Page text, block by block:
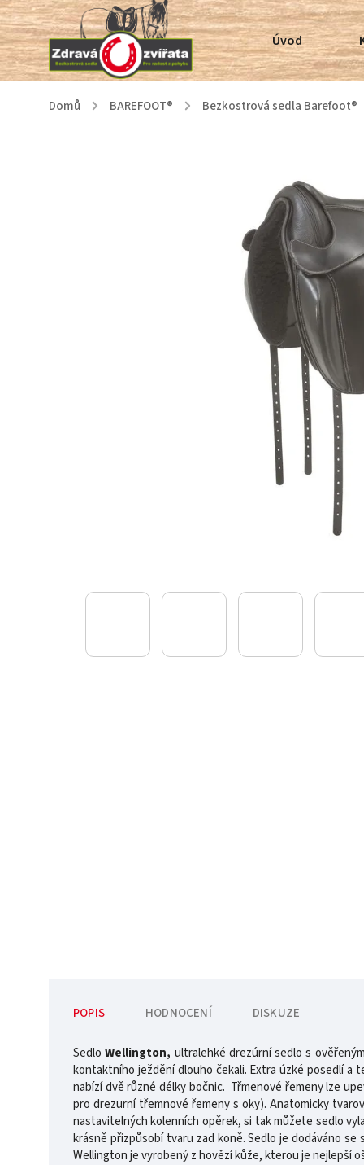
Úvod
Domů / BAREFOOT® / Bezkostrová sedla Barefoot®
POPIS HODNOCENÍ DISKUZE
SedloWellington, ultralehké drezúrní sedlo s
kontaktního ježdění dlouho čekali. Extra úzké posedlí a
nabízí dvě různé délky bočnic. Třmenové řemeny lze
pro drezurní třemnové řemeny s oky). Anatomicky
nastavitelných kolenních opěrek, si tak můžete sedlo
krásně přizpůsobí tvaru zad koně. Sedlo je dodáváno
Wellington je vyrobený z hovězí kůže, kterou je nejlepší